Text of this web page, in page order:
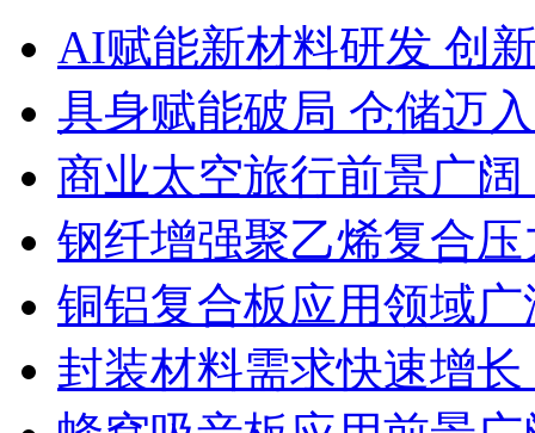
AI赋能新材料研发 创
具身赋能破局 仓储迈
商业太空旅行前景广
钢纤增强聚乙烯复合
铜铝复合板应用领域
封装材料需求快速增